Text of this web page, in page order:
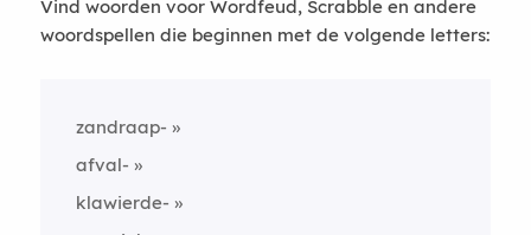
Vind woorden voor Wordfeud, Scrabble en andere
woordspellen die beginnen met de volgende letters:
zandraap-
afval-
klawierde-